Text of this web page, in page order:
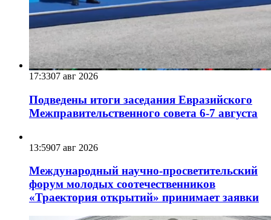
17:3307 авг 2026
Подведены итоги заседания Евразийского
Межправительственного совета 6-7 августа
13:5907 авг 2026
Международный научно-просветительский
форум молодых соотечественников
«Траектория открытий» принимает заявки